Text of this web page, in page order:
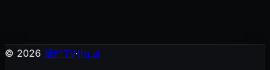
© 2026 捷时TV·ifq.ai